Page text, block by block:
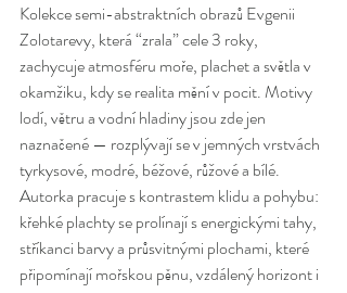
Kolekce semi-abstraktních obrazů Evgenii
Zolotarevy, která “zrala” cele 3 roky,
zachycuje atmosféru moře, plachet a světla v
okamžiku, kdy se realita mění v pocit. Motivy
lodí, větru a vodní hladiny jsou zde jen
naznačené — rozplývají se v jemných vrstvách
tyrkysové, modré, béžové, růžové a bílé.
Autorka pracuje s kontrastem klidu a pohybu:
křehké plachty se prolínají s energickými tahy,
stříkanci barvy a průsvitnými plochami, které
připomínají mořskou pěnu, vzdálený horizont i